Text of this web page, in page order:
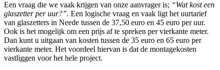
Een vraag die we vaak krijgen van onze aanvrager is; “Wat kost een
glaszetter per uur?”. Een logische vraag en vaak ligt het uurtarief
van glaszetters in Neede tussen de 37,50 euro en 45 euro per uur.
Ook is het mogelijk om een prijs af te spreken per vierkante meter.
Dan kunt u uitgaan van kosten tussen de 35 euro en 65 euro per
vierkante meter. Het voordeel hiervan is dat de montagekosten
vastliggen voor het hele project.